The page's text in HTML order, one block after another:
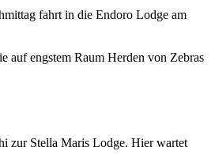
fahrt in die Endoro Lodge am
engstem Raum Herden von Zebras
zur Stella Maris Lodge. Hier wartet